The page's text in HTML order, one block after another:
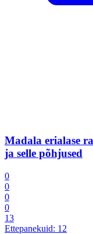
Madala erialase
ja selle põhjused
0
0
0
0
13
Ettepanekuid: 12